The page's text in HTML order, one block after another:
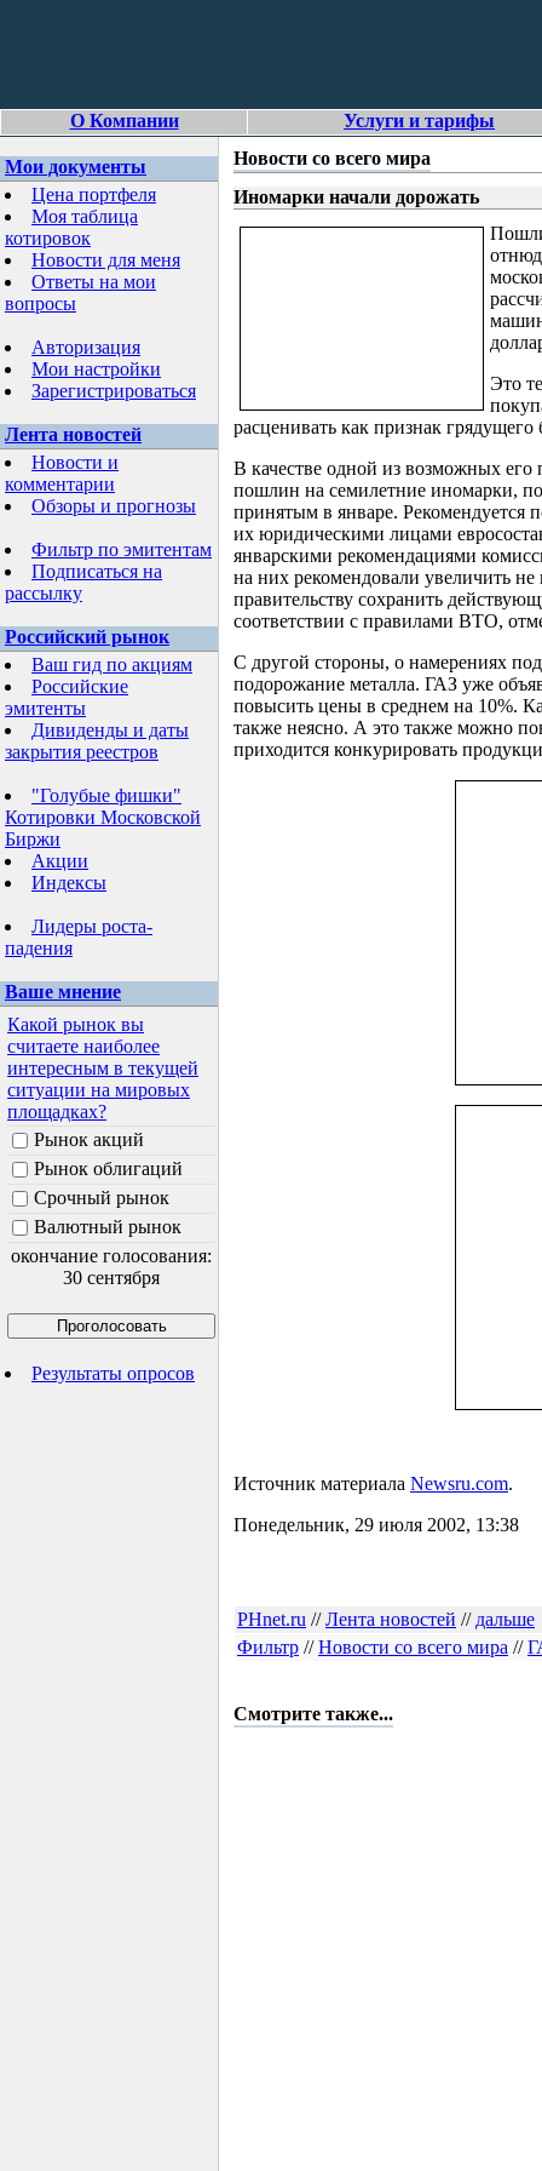
О Компании Услуги и тарифы
Мои документы
Цена портфеля
Моя таблица
котировок
Новости для меня
Ответы на мои
вопросы
Авторизация
Мои настройки
Зарегистрироваться
Лента новостей
Новости и
комментарии
Обзоры и прогнозы
Фильтр по эмитентам
Подписаться на
рассылку
Российский рынок
Ваш гид по акциям
Российские
эмитенты
Дивиденды и даты
закрытия реестров
"Голубые фишки"
Котировки Московской
Биржи
Акции
Индексы
Лидеры роста-
падения
Ваше мнение
Какой рынок вы
считаете наиболее
интересным в текущей
ситуации на мировых
площадках?
Рынок акций
Рынок облигаций
Срочный рынок
Валютный рынок
окончание голосования:
30 сентября
Результаты опросов
Новости со всего мира
Иномарки начали дорожать
Это
расценивать как признак
В качестве одной из возможных
пошлин на семилетние иномарки,
принятым в январе. Рекомендуется
их юридическими лицами
январскими рекомендациями
на них рекомендовали увеличить
правительству сохранить
соответствии с правилами ВТО,
С другой стороны, о намерениях
подорожание металла. ГАЗ уже
повысить цены в среднем на 10%.
также неясно. А это также можно
приходится конкурировать
Источник материала Newsru.com.
Понедельник, 29 июля 2002, 13:38
PHnet.ru //Лента новостей // дальше
Фильтр //Новости со всего мира //
Смотрите также...